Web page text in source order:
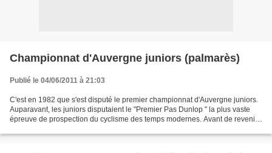
Championnat d'Auvergne juniors (palmarès)
Publié le 04/06/2011 à 21:03
C'est en 1982 que s'est disputé le premier championnat d'Auvergne juniors.
Auparavant, les juniors disputaient le "Premier Pas Dunlop " la plus vaste
épreuve de prospection du cyclisme des temps modernes. Avant de revenir